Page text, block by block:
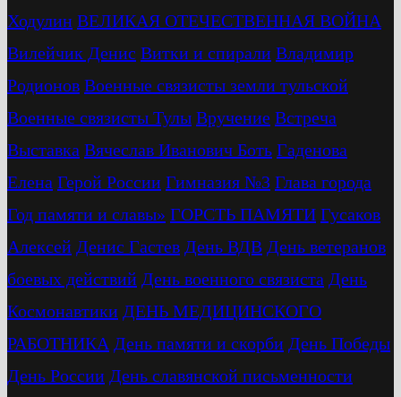
Ходулин ВЕЛИКАЯ ОТЕЧЕСТВЕННАЯ ВОЙНА
Вилейчик Денис Витки и спирали Владимир
Родионов Военные связисты земли тульской
Военные связисты Тулы Вручение Встреча
Выставка Вячеслав Иванович Боть Гаденова
Елена Герой России Гимназия №3 Глава города
Год памяти и славы» ГОРСТЬ ПАМЯТИ Гусаков
Алексей Денис Гастев День ВДВ День ветеранов
боевых действий День военного связиста День
Космонавтики ДЕНЬ МЕДИЦИНСКОГО
РАБОТНИКА День памяти и скорби День Победы
День России День славянской письменности